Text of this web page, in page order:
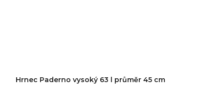
Hrnec Paderno vysoký 63 l průměr 45 cm